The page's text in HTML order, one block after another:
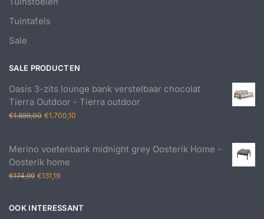
Tuintafels
Sale
SALE PRODUCTEN
Oasis 3-zits lounge bank verstelbaar chocolat
Tierra Outdoor - Tierra outdoor
€1.889,00 Oorspronkelijke
€1.889,00.
€1.700,10
€1.700,10.
Merino voetenbank midnight grey Oosterik Home -
Oosterik home
€174,99 Oorspronkelijke
€174,99.
€131,19Huidige
€131,19.
OOK INTERESSANT